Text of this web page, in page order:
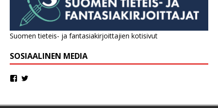
Suomen tieteis- ja fantasiakirjoittajien kotisivut
SOSIAALINEN MEDIA